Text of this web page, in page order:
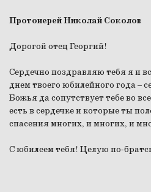
Протоиерей Николай Соколов
Дорогой отец Георгий!
Сердечно поздравляю тебя я и
днем твоего юбилейного года –
Божья да сопутствует тебе во
есть в сердечке и которые ты
спасения многих, и многих, и
С юбилеем тебя! Целую по-